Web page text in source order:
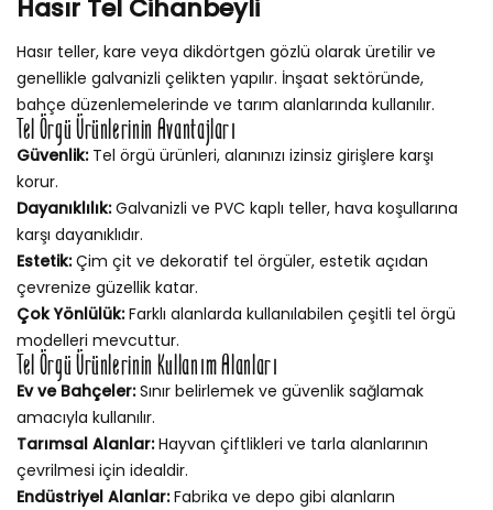
Hasır Tel Cihanbeyli
Hasır teller, kare veya dikdörtgen gözlü olarak üretilir ve
genellikle galvanizli çelikten yapılır. İnşaat sektöründe,
bahçe düzenlemelerinde ve tarım alanlarında kullanılır.
Tel Örgü Ürünlerinin Avantajları
Güvenlik:Tel örgü ürünleri, alanınızı izinsiz girişlere karşı
korur.
Dayanıklılık:Galvanizli ve PVC kaplı teller, hava koşullarına
karşı dayanıklıdır.
Estetik:Çim çit ve dekoratif tel örgüler, estetik açıdan
çevrenize güzellik katar.
Çok Yönlülük:Farklı alanlarda kullanılabilen çeşitli tel örgü
modelleri mevcuttur.
Tel Örgü Ürünlerinin Kullanım Alanları
Ev ve Bahçeler:Sınır belirlemek ve güvenlik sağlamak
amacıyla kullanılır.
Tarımsal Alanlar:Hayvan çiftlikleri ve tarla alanlarının
çevrilmesi için idealdir.
Endüstriyel Alanlar:Fabrika ve depo gibi alanların